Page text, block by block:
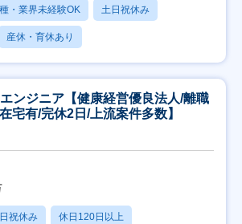
・業界未経験OK 土日祝休み
産休・育休あり
ンジニア【健康経営優良法人/離職
宅有/完休2日/上流案件多数】
祝休み 休日120日以上